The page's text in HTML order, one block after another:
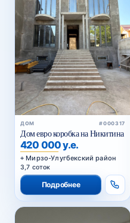
ДОМ #000317
Дом евро коробка на Никитина
420 000 у.е.
Мирзо-Улугбекский район
3,7 соток
Подробнее